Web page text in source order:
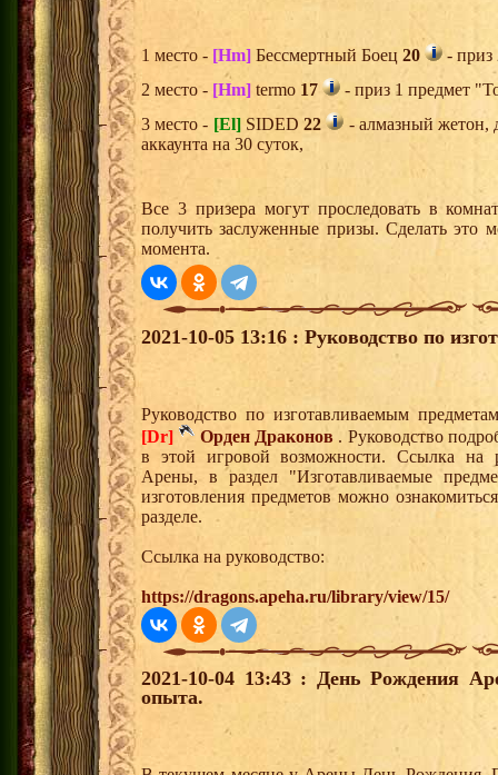
1 место - [Hm] Бессмертный Боец 20
- приз
2 место - [Hm] termo 17
- приз 1 предмет
3 место - [El]SIDED22
- алмазный жетон,
аккаунта на 30 суток,
Все 3 призера могут проследовать в
получить заслуженные призы. Сделать это
момента.
2021-10-05 13:16 : Руководство по
Руководство по изготавливаемым
[Dr]
Орден Драконов . Руководство
в этой игровой возможности. Ссылка на
Арены, в раздел "Изготавливаемые
изготовления предметов можно
разделе.
Ссылка на руководство:
https://dragons.apeha.ru/library/view/15/
2021-10-04 13:43 : День Рождения
опыта.